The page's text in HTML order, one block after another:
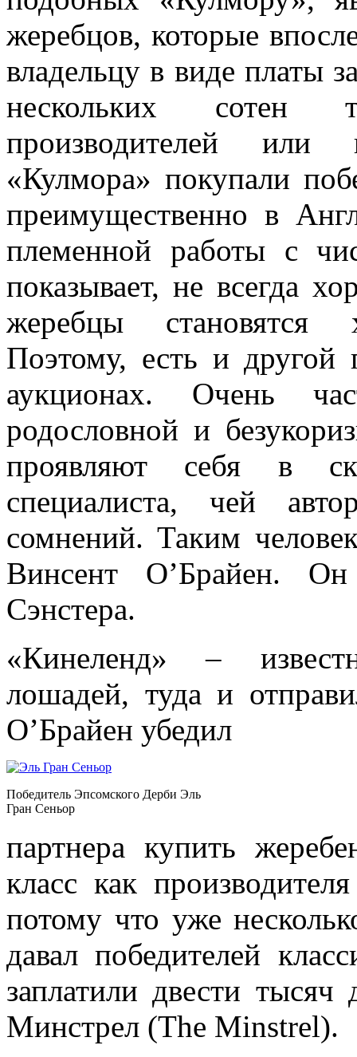
жеребцов, которые
владельцу в виде платы
нескольких сотен
производителей
«Кулмора» покупали
преимущественно в
племенной работы с
показывает, не всегда
жеребцы становятся
Поэтому, есть и другой
аукционах. Очень
родословной и
проявляют себя в
специалиста, чей
сомнений. Таким
Винсент О’Брайен.
Сэнстера.
«Кинеленд» –
лошадей, туда и
О’Брайен убедил
Победитель Эпсомского Дерби Эль
Гран Сеньор
партнера купить
класс как
потому что уже
давал победителей
заплатили двести
Минстрел (The Minstrel).